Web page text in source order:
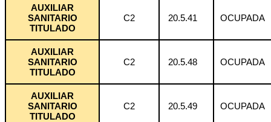
AUXILIAR
SANITARIO
TITULADO
C2 20.5.41 OCUPADA
AUXILIAR
SANITARIO
TITULADO
C2 20.5.48 OCUPADA
AUXILIAR
SANITARIO
TITULADO
C2 20.5.49 OCUPADA